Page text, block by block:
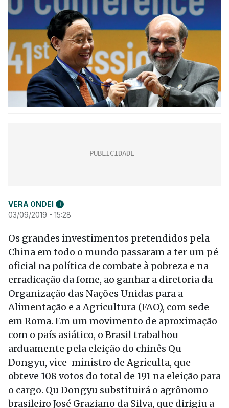
VERA ONDEI i
03/09/2019 - 15:28
Os grandes investimentos pretendidos pela
China em todo o mundo passaram a ter um pé
oficial na política de combate à pobreza e na
erradicação da fome, ao ganhar a diretoria da
Organização das Nações Unidas para a
Alimentação e a Agricultura (FAO), com sede
em Roma. Em um movimento de aproximação
com o país asiático, o Brasil trabalhou
arduamente pela eleição do chinês Qu
Dongyu, vice-ministro de Agriculta, que
obteve 108 votos do total de 191 na eleição para
o cargo. Qu Dongyu substituirá o agrônomo
brasileiro José Graziano da Silva, que dirigiu a